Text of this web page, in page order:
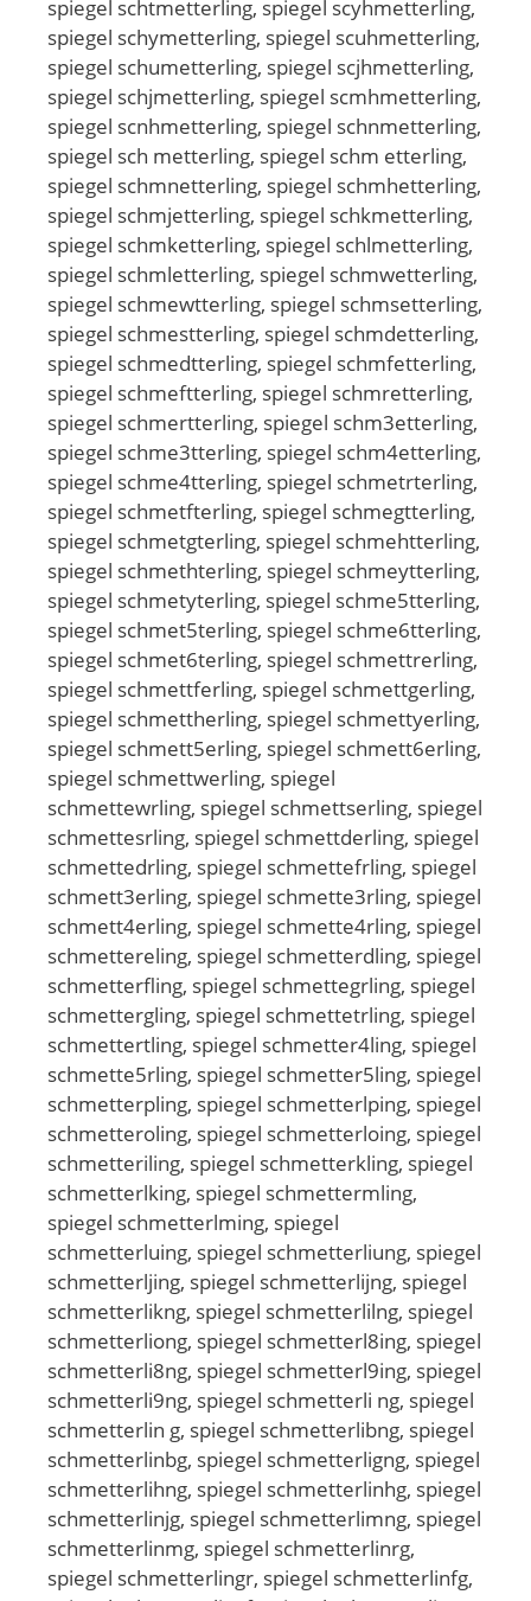
spiegel schtmetterling, spiegel scyhmetterling,
spiegel schymetterling, spiegel scuhmetterling,
spiegel schumetterling, spiegel scjhmetterling,
spiegel schjmetterling, spiegel scmhmetterling,
spiegel scnhmetterling, spiegel schnmetterling,
spiegel sch metterling, spiegel schm etterling,
spiegel schmnetterling, spiegel schmhetterling,
spiegel schmjetterling, spiegel schkmetterling,
spiegel schmketterling, spiegel schlmetterling,
spiegel schmletterling, spiegel schmwetterling,
spiegel schmewtterling, spiegel schmsetterling,
spiegel schmestterling, spiegel schmdetterling,
spiegel schmedtterling, spiegel schmfetterling,
spiegel schmeftterling, spiegel schmretterling,
spiegel schmertterling, spiegel schm3etterling,
spiegel schme3tterling, spiegel schm4etterling,
spiegel schme4tterling, spiegel schmetrterling,
spiegel schmetfterling, spiegel schmegtterling,
spiegel schmetgterling, spiegel schmehtterling,
spiegel schmethterling, spiegel schmeytterling,
spiegel schmetyterling, spiegel schme5tterling,
spiegel schmet5terling, spiegel schme6tterling,
spiegel schmet6terling, spiegel schmettrerling,
spiegel schmettferling, spiegel schmettgerling,
spiegel schmettherling, spiegel schmettyerling,
spiegel schmett5erling, spiegel schmett6erling,
spiegel schmettwerling, spiegel
schmettewrling, spiegel schmettserling, spiegel
schmettesrling, spiegel schmettderling, spiegel
schmettedrling, spiegel schmettefrling, spiegel
schmett3erling, spiegel schmette3rling, spiegel
schmett4erling, spiegel schmette4rling, spiegel
schmettereling, spiegel schmetterdling, spiegel
schmetterfling, spiegel schmettegrling, spiegel
schmettergling, spiegel schmettetrling, spiegel
schmettertling, spiegel schmetter4ling, spiegel
schmette5rling, spiegel schmetter5ling, spiegel
schmetterpling, spiegel schmetterlping, spiegel
schmetteroling, spiegel schmetterloing, spiegel
schmetteriling, spiegel schmetterkling, spiegel
schmetterlking, spiegel schmettermling,
spiegel schmetterlming, spiegel
schmetterluing, spiegel schmetterliung, spiegel
schmetterljing, spiegel schmetterlijng, spiegel
schmetterlikng, spiegel schmetterlilng, spiegel
schmetterliong, spiegel schmetterl8ing, spiegel
schmetterli8ng, spiegel schmetterl9ing, spiegel
schmetterli9ng, spiegel schmetterli ng, spiegel
schmetterlin g, spiegel schmetterlibng, spiegel
schmetterlinbg, spiegel schmetterligng, spiegel
schmetterlihng, spiegel schmetterlinhg, spiegel
schmetterlinjg, spiegel schmetterlimng, spiegel
schmetterlinmg, spiegel schmetterlinrg,
spiegel schmetterlingr, spiegel schmetterlinfg,